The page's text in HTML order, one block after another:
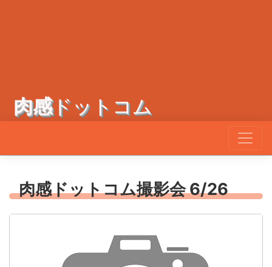
肉感ドットコム
肉感ドットコム撮影会 6/26